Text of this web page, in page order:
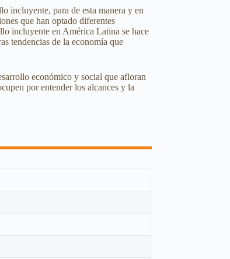
incluyente, para de esta manera y en
que han optado diferentes
incluyente en América Latina se hace
tendencias de la economía que
económico y social que afloran
por entender los alcances y la